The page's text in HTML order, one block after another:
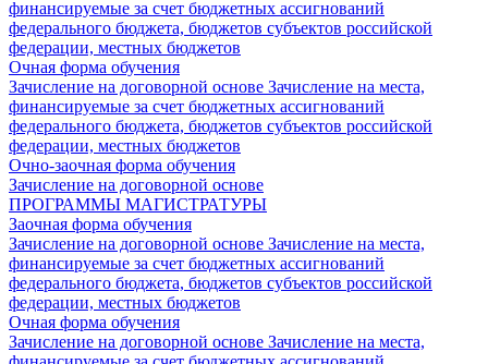
финансируемые за счет бюджетных ассигнований
федерального бюджета, бюджетов субъектов российской
федерации, местных бюджетов
Очная форма обучения
Зачисление на договорной основе Зачисление на места,
финансируемые за счет бюджетных ассигнований
федерального бюджета, бюджетов субъектов российской
федерации, местных бюджетов
Очно-заочная форма обучения
Зачисление на договорной основе
ПРОГРАММЫ МАГИСТРАТУРЫ
Заочная форма обучения
Зачисление на договорной основе Зачисление на места,
финансируемые за счет бюджетных ассигнований
федерального бюджета, бюджетов субъектов российской
федерации, местных бюджетов
Очная форма обучения
Зачисление на договорной основе Зачисление на места,